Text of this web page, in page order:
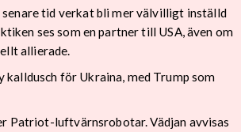
senare tid verkat bli mer välvilligt inställd
ses som en partner till USA, även om
allierade.
kalldusch för Ukraina, med Trump som
Patriot-luftvärnsrobotar. Vädjan avvisas